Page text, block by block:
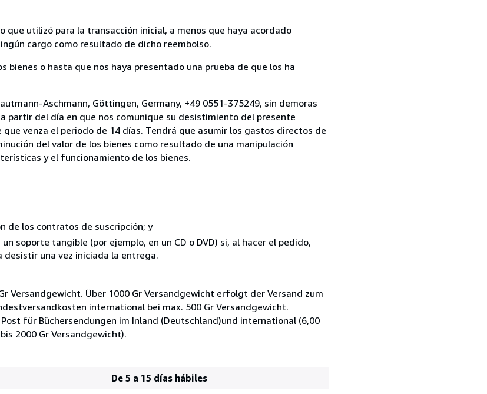
utilizó para la transacción inicial, a menos que haya acordado
cargo como resultado de dicho reembolso.
o hasta que nos haya presentado una prueba de que los ha
Aschmann, Göttingen, Germany, +49 0551-375249, sin demoras
partir del día en que nos comunique su desistimiento del presente
venza el periodo de 14 días. Tendrá que asumir los gastos directos de
del valor de los bienes como resultado de una manipulación
y el funcionamiento de los bienes.
de los contratos de suscripción; y
soporte tangible (por ejemplo, en un CD o DVD) si, al hacer el pedido,
desistir una vez iniciada la entrega.
Versandgewicht. Über 1000 Gr Versandgewicht erfolgt der Versand zum
international bei max. 500 Gr Versandgewicht.
für Büchersendungen im Inland (Deutschland)und international (6,00
2000 Gr Versandgewicht).
De 5 a 15 días hábiles